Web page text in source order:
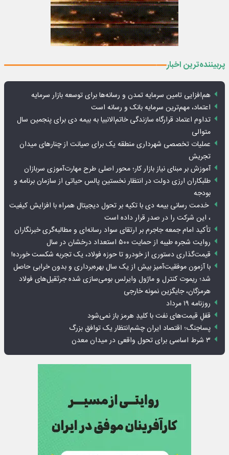
پربیننده‌ترین اخبار
هم‌افزایی تامین سرمایه تمدن و رسانه‌ها برای توسعه بازار سرمایه
اعتماد، مهم‌ترین سرمایه بانک و رسانه است
تداوم اعتماد قرارگاه سازندگی خاتم‌الانبیا به بیمه دی برای پنجمین سال
متوالی
عملیات تخصصی شهرداری منطقه یک برای صیانت از چنارهای میدان
تجریش
آموزش بر مبنای نیاز بازار کار؛ محور اصلی طرح مهارت‌آموزی سربازان
طلبکاران ارزی دولت در انتظار نخستین پالس حیاتی از سازمان برنامه و
بودجه
خدمت رسانی بیمه دی با تکیه بر تحول دیجیتال همراه با افزایش کیفیت
، این شرکت را در صدر قرار داده است
تأکید امام جمعه جاجرم بر ارتقای سواد رسانه‌ای و مطالبه‌گری خبرنگاران
روایت شجره طیبه از حمایت ۵۰۰ استعداد درخشان در سال
قیمت‌گذاری دستوری از خودرو تا حوزه فولاد، یک تجربه شکست خورده!
با آزمون موفقیت‌آمیز بیش از یک سال بهره‌برداری و بدون خرابی حاصل
شد؛ ریموت کنترل و ماژول وایرلس بومی‌سازی شده جرثقیل‌های فولاد
هرمزگان، جایگزین نمونه خارجی
روزنامه ۱۹ مرداد
قفلِ قیمت‌های نفت با کلیدِ هرمز باز نمی‌شود
پساجنگ؛ اقتصاد ایران چشم‌انتظار یک توافق بزرگ
۳ شرط اساسی برای تحول واقعی در میدان معدن